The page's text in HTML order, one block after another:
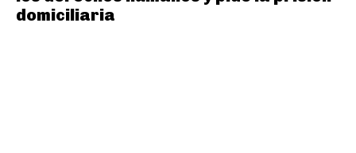
domiciliaria